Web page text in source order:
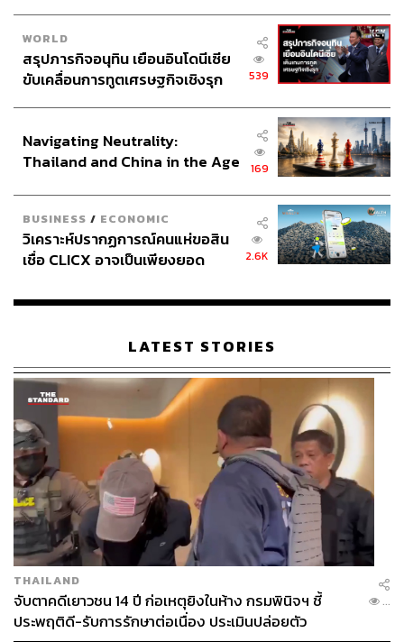
ถูกใช้เป็นสถานที่จัดการแข่งขันกีฬาระดับประเทศของจีน
ไลฟ์สไตล์ และสถาปัตยกรรมร่วมสมัยที่ถูกพูดถึงอย่างมากใน
ช่วงที่ผ่านมา ใครมีโอกาสแวะไปที่เมืองซินชาง คงต้องหา
เวลาไปเช็กอินสักครั้งแล้วล่ะ
ภาพ: Xi Chen
อ้างอิง:
https://www.designboom.com/architecture/aluminum-
panels-landscape-inspired-undulating-facade-sports
-mall-line-plus-studio-xinchang-globular-center-11-2
6-2025/
https://www.archdaily.com/1036307/xinchang-globul
ar-center-line-plus-studio?
WORLD
สรุปภารกิจอนุทิน เยือนอินโดนีเซีย
ขับเคลื่อนการทูตเศรษฐกิจเชิงรุก
539
Navigating Neutrality:
Thailand and China in the Age
169
BUSINESS / ECONOMIC
วิเคราะห์ปรากฏการณ์คนแห่ขอสิน
เชื่อ CLICX อาจเป็นเพียงยอด
เรือนไทยที่ถูกซุกไว้
2.6K
LATEST STORIES
THAILAND
จับตาคดีเยาวชน 14 ปี ก่อเหตุยิงในห้าง กรมพินิจฯ ชี้
ประพฤติดี-รับการรักษาต่อเนื่อง ประเมินปล่อยตัว
...